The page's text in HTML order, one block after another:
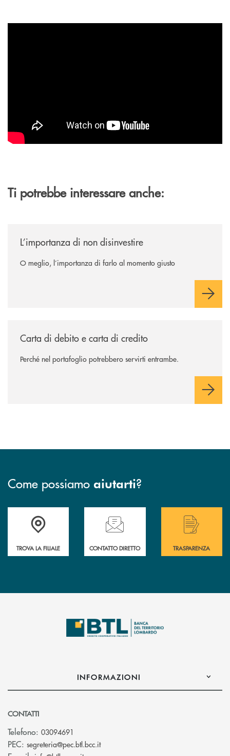
Ti potrebbe interessare anche:
L’importanza di non disinvestire
O meglio, l’importanza di farlo al momento giusto
Carta di debito e carta di credito
Perché nel portafoglio potrebbero servirti entrambe.
Come possiamo aiutarti?
Accedi all' elenco completo delle filiali .
TROVA LA FILIALE
Hai bisogno di assistenza immediata?
CONTATTO DIRETTO
Hai bisogno di
TRASPARENZA
INFORMAZIONI
CONTATTI
Telefono: 03094691
PEC: segreteria@pec.btl.bcc.it(si apre l’app di posta elettronica)